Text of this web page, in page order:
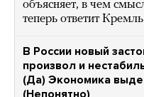
объясняет, в чем
теперь ответит Кремль
В России новый
произвол и
(Да) Экономика
(Непонятно)